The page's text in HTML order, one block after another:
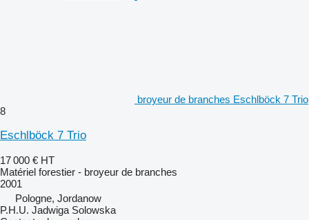
broyeur de branches Eschlböck 7 Trio
8
Eschlböck 7 Trio
17 000 € HT
Matériel forestier - broyeur de branches
2001
Pologne, Jordanow
P.H.U. Jadwiga Solowska